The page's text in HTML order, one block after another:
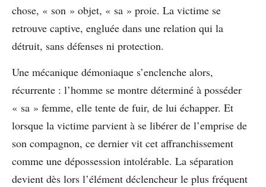
chose, « son » objet, « sa » proie. La victime se
retrouve captive, engluée dans une relation qui la
détruit, sans défenses ni protection.
Une mécanique démoniaque s’enclenche alors,
récurrente : l’homme se montre déterminé à posséder
« sa » femme, elle tente de fuir, de lui échapper. Et
lorsque la victime parvient à se libérer de l’emprise de
son compagnon, ce dernier vit cet affranchissement
comme une dépossession intolérable. La séparation
devient dès lors l’élément déclencheur le plus fréquent